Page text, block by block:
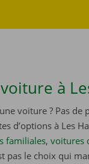
à
voiture ? Pas de
d’options à Les
familiales, voitures
pas le choix qui